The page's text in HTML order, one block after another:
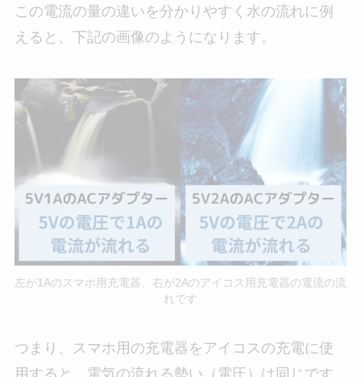
この電流の量の違いを分かりやすく水の流れに例
えると、下記の画像のようになります。
左が1Aのスマホ用充電器、右が2Aのアイコス用充電器の電流の流
れです
つまり、スマホ用の充電器をアイコスの充電に使